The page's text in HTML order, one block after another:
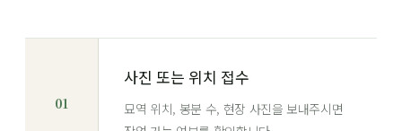
01
사진 또는 위치 접수
묘역 위치, 봉분 수, 현장 사진을 보내주시면